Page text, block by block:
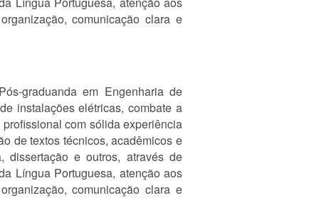
comunicação clara e
graduanda em Engenharia de
instalações elétricas, combate a
com sólida experiência
de textos técnicos, acadêmicos e
dissertação e outros, através de
Língua Portuguesa, atenção aos
comunicação clara e